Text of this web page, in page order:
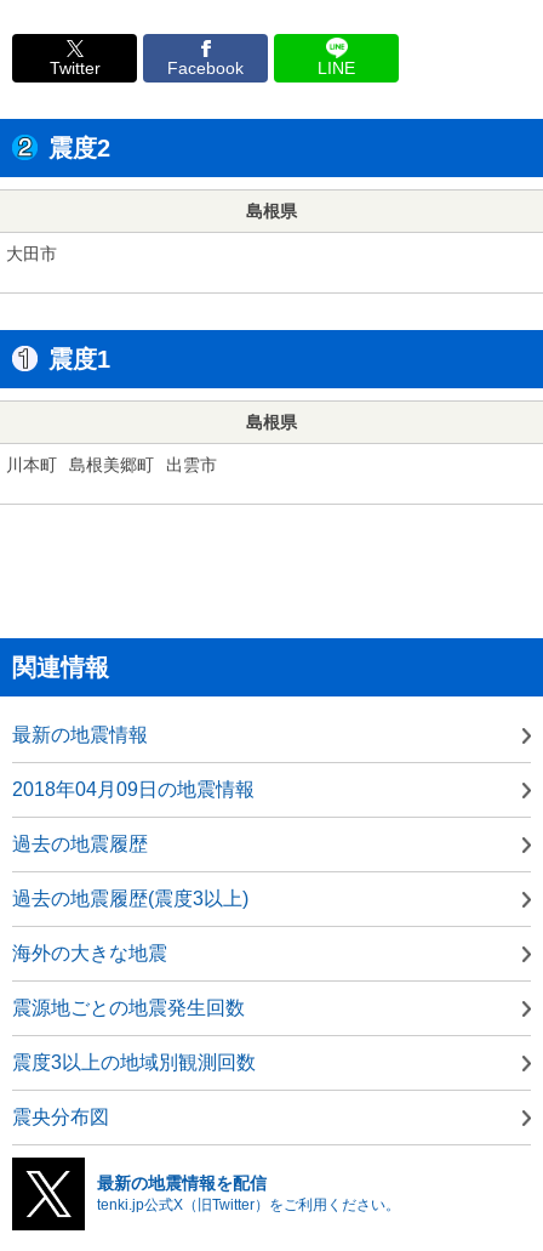
Twitter Facebook LINE
震度2
島根県
大田市
震度1
島根県
川本町 島根美郷町 出雲市
関連情報
最新の地震情報
2018年04月09日の地震情報
過去の地震履歴
過去の地震履歴(震度3以上)
海外の大きな地震
震源地ごとの地震発生回数
震度3以上の地域別観測回数
震央分布図
最新の地震情報を配信
tenki.jp公式X（旧Twitter）をご利用ください。